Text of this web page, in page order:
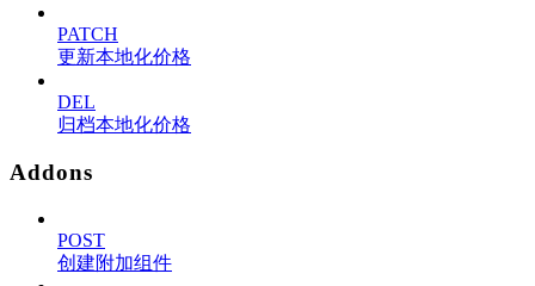
PATCH
更新本地化价格
DEL
归档本地化价格
Addons
POST
创建附加组件